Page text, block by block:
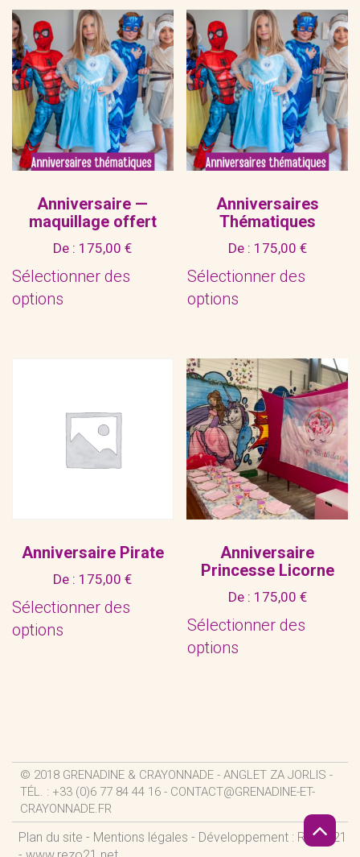
Anniversaire —
maquillage offert
De : 175,00€
Sélectionner des
options
Anniversaires
Thématiques
De : 175,00 €
Sélectionner des
options
Anniversaire Pirate
De : 175,00€
Sélectionner des
options
Anniversaire
Princesse Licorne
De : 175,00 €
Sélectionner des
options
© 2018 GRENADINE & CRAYONNADE - ANGLET ZA JORLIS -
TÉL. : +33 (0)6 77 84 44 16 - CONTACT@GRENADINE-ET-
CRAYONNADE.FR
Plan du site - Mentions légales - Développement : REZO 21